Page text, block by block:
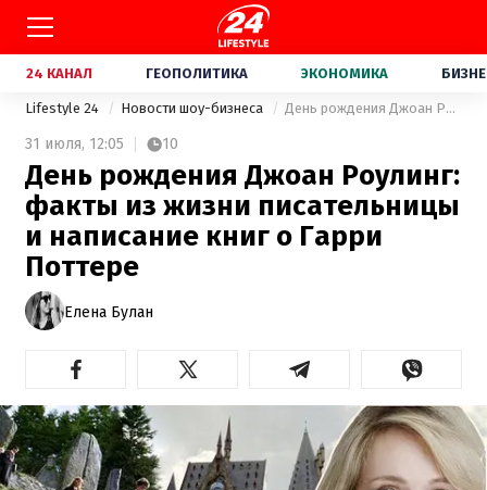
24 КАНАЛ ГЕОПОЛИТИКА ЭКОНОМИКА
Lifestyle 24 Новости шоу-бизнеса День рождения Джоан Роулинг: факты из жизни писательницы и написание книг о Гарри Поттере
31 июля, 12:05 10
День рождения Джоан Роулинг:
факты из жизни писательницы
и написание книг о Гарри
Поттере
Елена Булан